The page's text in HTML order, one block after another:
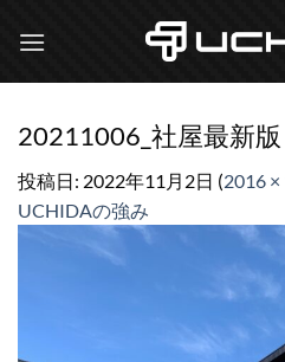
20211006_社屋最新版
投稿日: 2022年11月2日 (2016
UCHIDAの強み